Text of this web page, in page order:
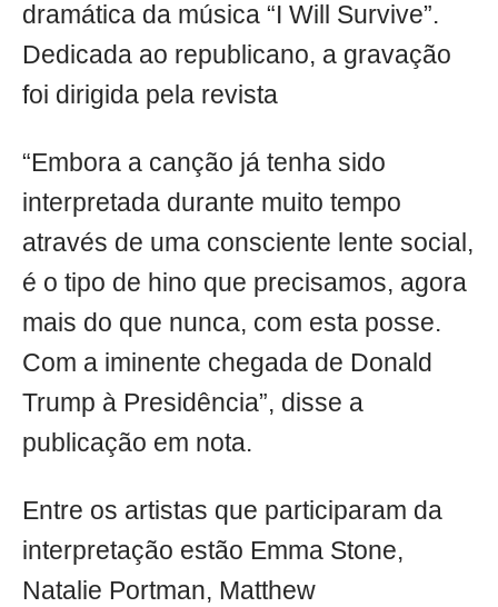
dramática da música “I Will Survive”.
Dedicada ao republicano, a gravação
foi dirigida pela revista
“Embora a canção já tenha sido
interpretada durante muito tempo
através de uma consciente lente social,
é o tipo de hino que precisamos, agora
mais do que nunca, com esta posse.
Com a iminente chegada de Donald
Trump à Presidência”, disse a
publicação em nota.
Entre os artistas que participaram da
interpretação estão Emma Stone,
Natalie Portman, Matthew